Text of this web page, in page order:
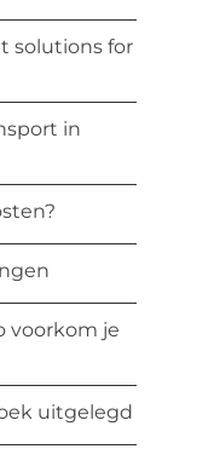
solutions for
in
voorkom je
uitgelegd